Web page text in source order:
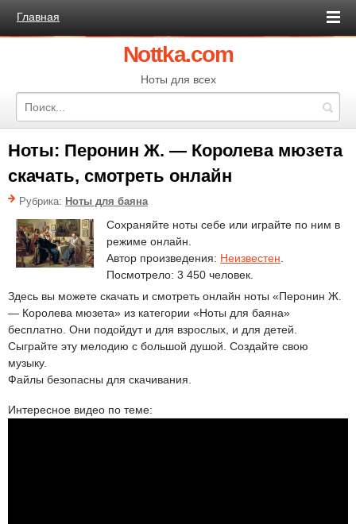
Главная
Nottka.com
Ноты для всех
Ноты: Перонин Ж. — Королева мюзета
скачать, смотреть онлайн
Рубрика: Ноты для баяна
Сохраняйте ноты себе или играйте по ним в
режиме онлайн.
Автор произведения: Неизвестен
Посмотрело: 3 450 человек.
Здесь вы можете скачать и смотреть онлайн ноты «Перонин Ж.
— Королева мюзета» из категории «Ноты для баяна»
бесплатно. Они подойдут и для взрослых, и для детей.
Сыграйте эту мелодию с большой душой. Создайте свою
музыку.
Файлы безопасны для скачивания.
Интересное видео по теме: